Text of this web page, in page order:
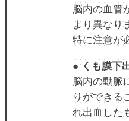
脳内の血管
より異なり
特に注意が
● くも膜下
脳内の動脈
りができる
れ出血した